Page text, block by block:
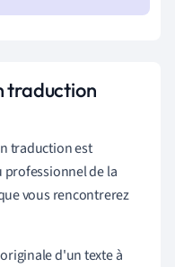
traduction
traduction est
de la
vous rencontrerez
d'un texte à